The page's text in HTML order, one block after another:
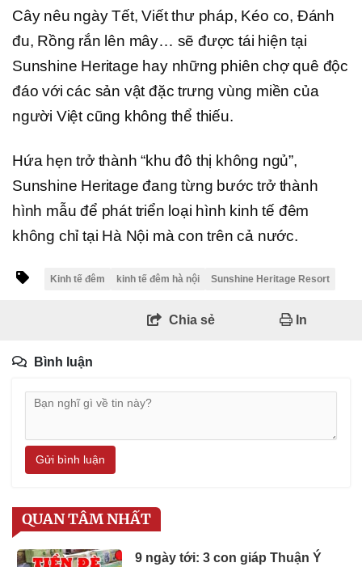
Cây nêu ngày Tết, Viết thư pháp, Kéo co, Đánh
đu, Rồng rắn lên mây… sẽ được tái hiện tại
Sunshine Heritage hay những phiên chợ quê độc
đáo với các sản vật đặc trưng vùng miền của
người Việt cũng không thể thiếu.
Hứa hẹn trở thành “khu đô thị không ngủ”,
Sunshine Heritage đang từng bước trở thành
hình mẫu để phát triển loại hình kinh tế đêm
không chỉ tại Hà Nội mà con trên cả nước.
Kinh tế đêm kinh tế đêm hà nội Sunshine Heritage Resort
Chia sẻ In
Bình luận
Gửi bình luận
QUAN TÂM NHẤT
9 ngày tới: 3 con giáp Thuận Ý